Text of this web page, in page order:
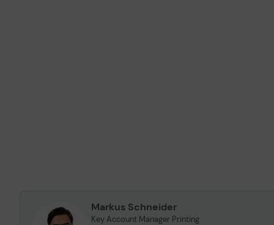
Markus Schneider
Key Account Manager Printing